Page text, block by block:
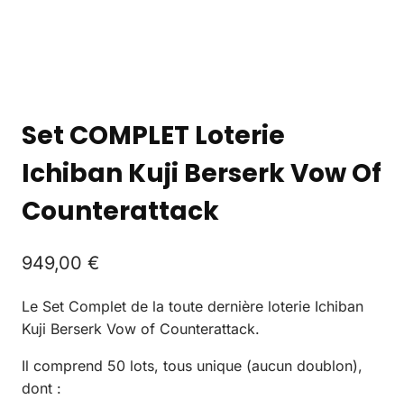
Set COMPLET Loterie
Ichiban Kuji Berserk Vow Of
Counterattack
949,00 €
Le Set Complet de la toute dernière loterie Ichiban
Kuji Berserk Vow of Counterattack.
Il comprend 50 lots, tous unique (aucun doublon),
dont :